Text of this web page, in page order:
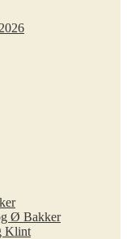
Ø Bakker
Klint